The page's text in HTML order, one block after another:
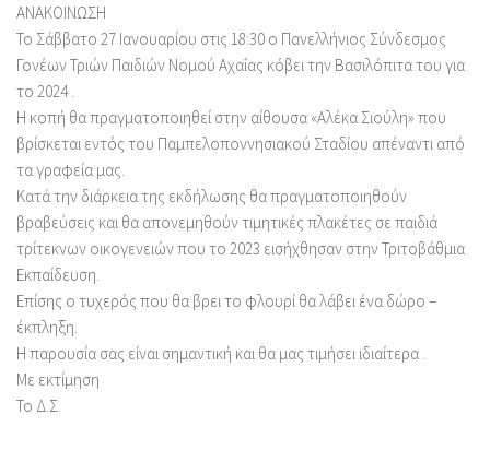
ΑΝΑΚΟΙΝΩΣΗ
Το Σάββατο 27 Ιανουαρίου στις 18:30 ο Πανελλήνιος Σύνδεσμος
Γονέων Τριών Παιδιών Νομού Αχαΐας κόβει την Βασιλόπιτα του για
το 2024 .
Η κοπή θα πραγματοποιηθεί στην αίθουσα «Αλέκα Σιούλη» που
βρίσκεται εντός του Παμπελοποννησιακού Σταδίου απέναντι από
τα γραφεία μας.
Κατά την διάρκεια της εκδήλωσης θα πραγματοποιηθούν
βραβεύσεις και θα απονεμηθούν τιμητικές πλακέτες σε παιδιά
τρίτεκνων οικογενειών που το 2023 εισήχθησαν στην Τριτοβάθμια
Εκπαίδευση.
Επίσης ο τυχερός που θα βρει το φλουρί θα λάβει ένα δώρο –
έκπληξη.
Η παρουσία σας είναι σημαντική και θα μας τιμήσει ιδιαίτερα .
Με εκτίμηση
Το Δ.Σ.